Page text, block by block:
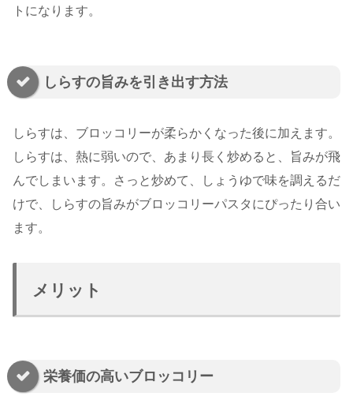
トになります。
しらすの旨みを引き出す方法
しらすは、ブロッコリーが柔らかくなった後に加えます。
しらすは、熱に弱いので、あまり長く炒めると、旨みが飛
んでしまいます。さっと炒めて、しょうゆで味を調えるだ
けで、しらすの旨みがブロッコリーパスタにぴったり合い
ます。
メリット
栄養価の高いブロッコリー